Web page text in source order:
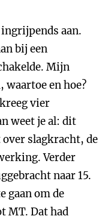
aan.
bij een
Mijn
en hoe?
vier
weet je al: dit
over slagkracht, de
Verder
naar 15.
gaan om de
MT. Dat had